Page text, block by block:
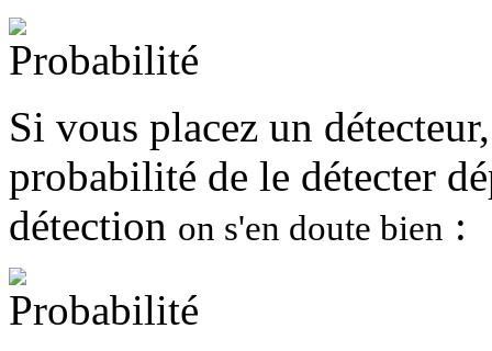
Si vous placez un
probabilité de le détecter
détection on s'en doute bien :